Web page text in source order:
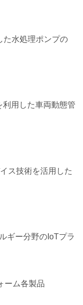
た水処理ポンプの
利用した車両動態管
ス技術を活用した
ギー分野のIoTプラ
ーム各製品